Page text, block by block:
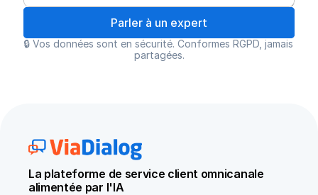
Parler à un expert
🔒 Vos données sont en sécurité. Conformes RGPD, jamais
partagées.
La plateforme de service client omnicanale
alimentée par l'IA